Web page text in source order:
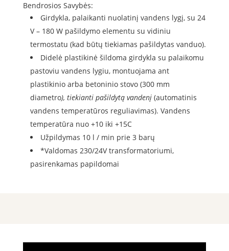
Bendrosios Savybės:
Girdykla, palaikanti nuolatinį vandens lygį, su 24
V – 180 W pašildymo elementu su vidiniu
termostatu (kad būtų tiekiamas pašildytas vanduo).
Didelė plastikinė šildoma girdykla su palaikomu
pastoviu vandens lygiu, montuojama ant
plastikinio arba betoninio stovo (300 mm
diametro), tiekianti pašildytą vandenį(automatinis
vandens temperatūros reguliavimas). Vandens
temperatūra nuo +10 iki +15C
Užpildymas 10 l / min prie 3 barų
*Valdomas 230/24V transformatoriumi,
pasirenkamas papildomai